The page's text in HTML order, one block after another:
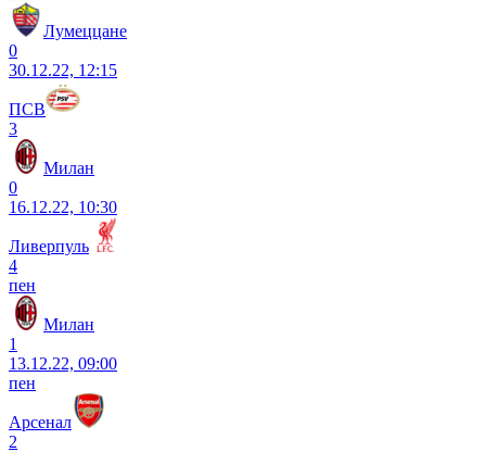
Лумеццане
0
30.12.22, 12:15
ПСВ
3
Милан
0
16.12.22, 10:30
Ливерпуль
4
пен
Милан
1
13.12.22, 09:00
пен
Арсенал
2